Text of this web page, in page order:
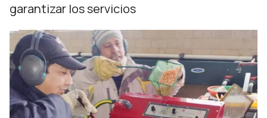
garantizar los servicios